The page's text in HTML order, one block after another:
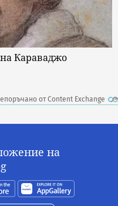
Караваджо
от Content Exchange
на